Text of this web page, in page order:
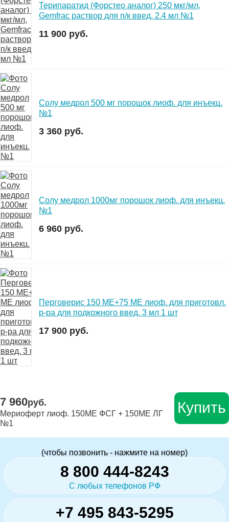
Терипаратид (Форстео аналог) 250 мкг/мл,
Gemfrac раствор для п/к введ, 2.4 мл №1
11 900 руб.
Солу медрол 500 мг порошок лиоф. для инъекц.
№1
3 360 руб.
Солу медрол 1000мг порошок лиоф. для инъекц.
№1
6 960 руб.
Перговерис 150 МЕ+75 МЕ лиоф. для приготовл.
р-ра для подкожного введ. 3 мл 1 шт
17 900 руб.
7 960руб.
Мериоферт лиоф. 150МЕ ФСГ + 150МЕ ЛГ
№1
Купить
(чтобы позвонить - нажмите на номер)
8 800 444-8243
С любых телефонов РФ
+7 495 843-5295